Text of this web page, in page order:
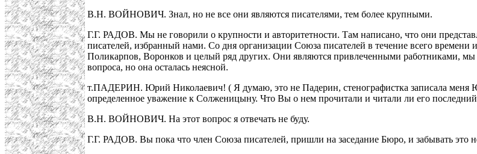
В.Н. ВОЙНОВИЧ. Знал, но не все они являются писателями, тем более крупными.
Г.Г. РАДОВ. Мы не говорили о крупности и авторитетности. Там написано, что они
писателей, избранный нами. Со дня организации Союза писателей в течение всего
Поликарпов, Воронков и целый ряд других. Они являются привлеченными работниками, мы
вопроса, но она осталась неясной.
т.ПАДЕРИН. Юрий Николаевич! ( Я думаю, это не Падерин, стенографистка записала меня
определенное уважение к Солженицыну. Что Вы о нем прочитали и читали ли его
В.Н. ВОЙНОВИЧ. На этот вопрос я отвечать не буду.
Г.Г. РАДОВ. Вы пока что член Союза писателей, пришли на заседание Бюро, и забывать это